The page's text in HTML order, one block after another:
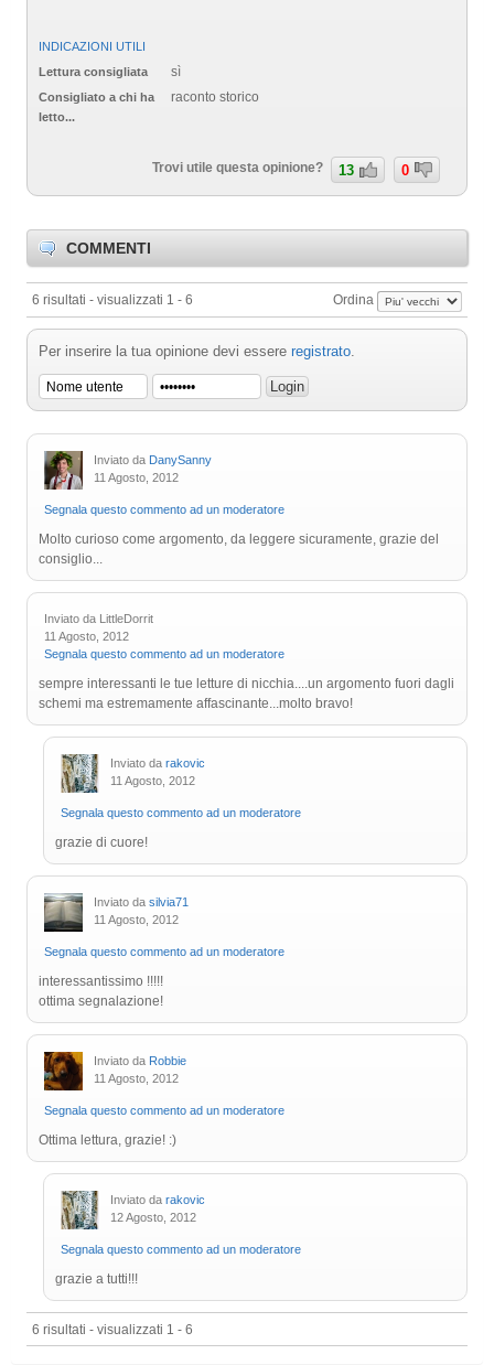
INDICAZIONI UTILI
Lettura consigliata
sì
Consigliato a chi ha
letto...
raconto storico
Trovi utile questa opinione? 13 0
COMMENTI
6 risultati - visualizzati 1 - 6 Ordina
Per inserire la tua opinione devi essere registrato.
Inviato da DanySanny
11 Agosto, 2012
Segnala questo commento ad un moderatore
Molto curioso come argomento, da leggere sicuramente, grazie del
consiglio...
Inviato da LittleDorrit
11 Agosto, 2012
Segnala questo commento ad un moderatore
sempre interessanti le tue letture di nicchia....un argomento fuori dagli
schemi ma estremamente affascinante...molto bravo!
Inviato da rakovic
11 Agosto, 2012
Segnala questo commento ad un moderatore
grazie di cuore!
Inviato da silvia71
11 Agosto, 2012
Segnala questo commento ad un moderatore
interessantissimo !!!!!
ottima segnalazione!
Inviato da Robbie
11 Agosto, 2012
Segnala questo commento ad un moderatore
Ottima lettura, grazie! :)
Inviato da rakovic
12 Agosto, 2012
Segnala questo commento ad un moderatore
grazie a tutti!!!
6 risultati - visualizzati 1 - 6